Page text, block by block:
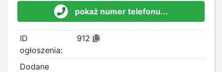
pokaż numer telefonu...
ID
ogłoszenia:
912
Dodane